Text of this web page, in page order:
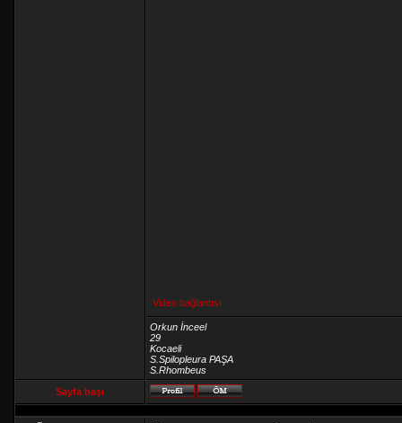
Video bağlantısı
Orkun İnceel
29
Kocaeli
S.Spilopleura PAŞA
S.Rhombeus
Sayfa başı